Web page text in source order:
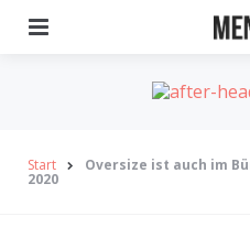
Start Oversize ist auch im
2020